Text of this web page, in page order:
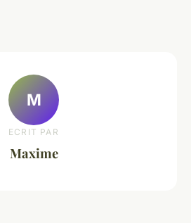
M
ECRIT PAR
Maxime